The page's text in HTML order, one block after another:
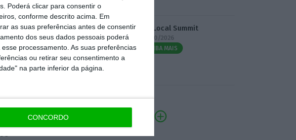
Poderá clicar para consentir o
conforme descrito acima. Em
as suas preferências antes de consentir
dos seus dados pessoais poderá
processamento. As suas preferências
ou retirar seu consentimento a
na parte inferior da página.
CONCORDO
tráfego
se
3.º Local Summit
07/10/2026
SAIBA MAIS